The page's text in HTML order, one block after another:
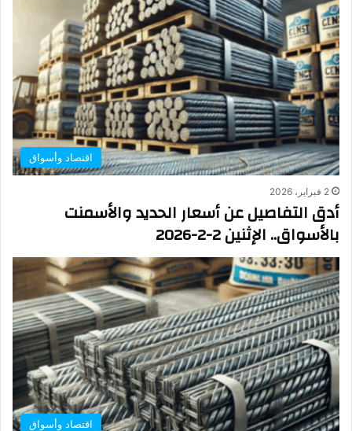
اقتصاد وأسواق
2 فبراير، 2026
أدق التفاصيل عن أسعار الحديد والأسمنت
بالأسواق.. الإثنين 2-2-2026
اقتصاد وأسواق